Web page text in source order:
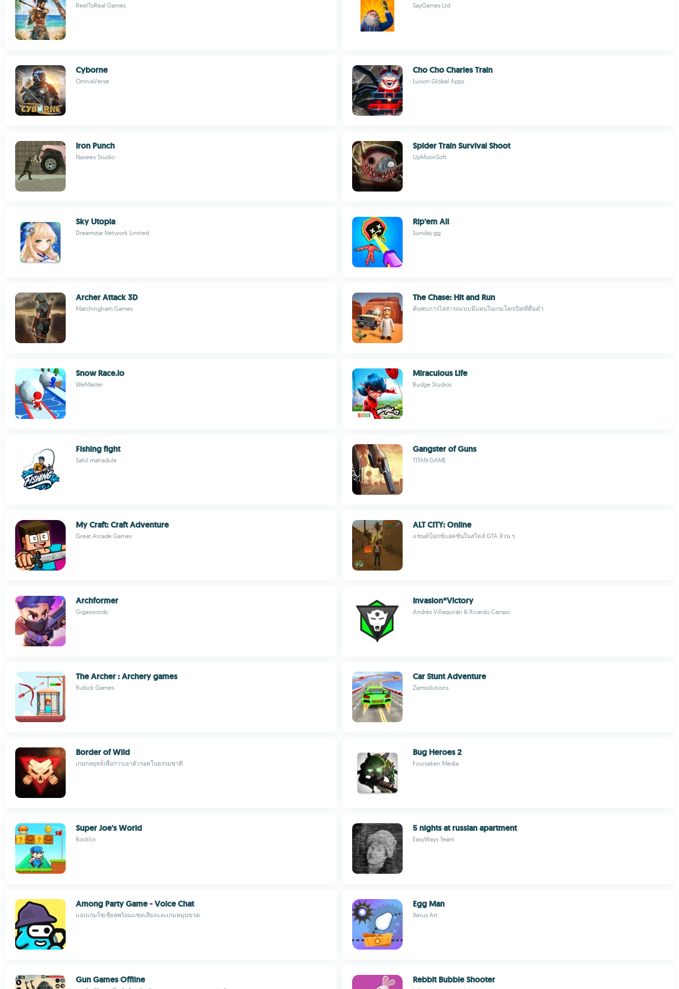
ReelToReal Games SayGames Ltd
Cyborne
OmniaVerse
Cho Cho Charles Train
Luison Global Apps
Iron Punch
Naxeex Studio
Spider Train Survival Shoot
UpMoonSoft
Sky Utopia
Dreamstar Network Limited
Rip'em All
Sunday.gg
Archer Attack 3D
Matchingham Games
The Chase: Hit and Run
ค้นพบการไล่ล่ารถแบบมีแผนในเกมโลกเปิดที่ดื่มด่ำ
Snow Race.io
WeMaster
Miraculous Life
Budge Studios
Fishing fight
Sahil mahadule
Gangster of Guns
TITAN GAME
My Craft: Craft Adventure
Great Arcade Games
ALT CITY: Online
แซนด์บ็อกซ์แอคชั่นในสไตล์ GTA ล้วน ๆ
Archformer
Gigaswords
Invasion*Victory
Andrés Villaquirán & Ricardo Campo
The Archer : Archery games
Rubick Games
Car Stunt Adventure
Zamsolutions
Border of Wild
เกมกลยุทธ์เพื่อการเอาตัวรอดในธรรมชาติ
Bug Heroes 2
Foursaken Media
Super Joe's World
Rocklio
5 nights at russian apartment
EasyWays Team
Among Party Game - Voice Chat
แอปเกมโซเชียลพร้อมแชทเสียงและเกมหมุนขวด
Egg Man
Xerus Art
Gun Games Offline Rebbit Bubble Shooter